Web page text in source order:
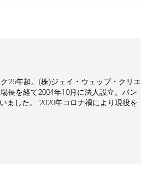
25年超。(株)ジェイ・ウェッブ・クリエ
長を経て2004年10月に法人設立。バン
ました。 2020年コロナ禍により現役を